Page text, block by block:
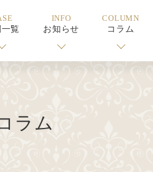
覧
INFO
お知らせ
COLUMN
コラム
ラム